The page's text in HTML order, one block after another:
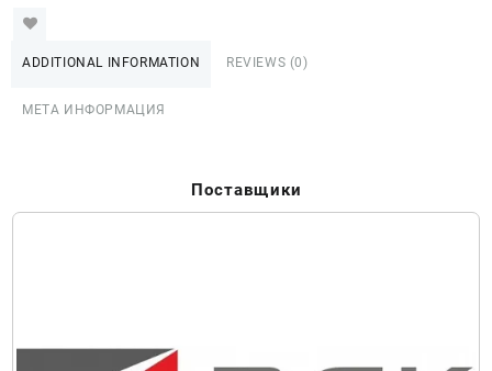
ADDITIONAL INFORMATION REVIEWS (0)
МЕТА ИНФОРМАЦИЯ
Поставщики